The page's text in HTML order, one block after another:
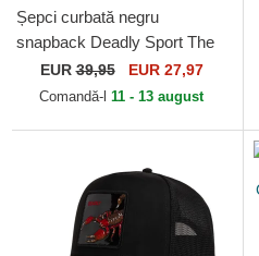
Șepci curbată negru
snapback Deadly Sport The
Farm Goorin Bros.
EUR39,95 EUR 27,97
Comandă-l 11 - 13 august